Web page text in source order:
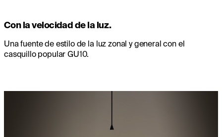
Con la velocidad de la luz.
Una fuente de estilo de la luz zonal y general con el
casquillo popular GU10.